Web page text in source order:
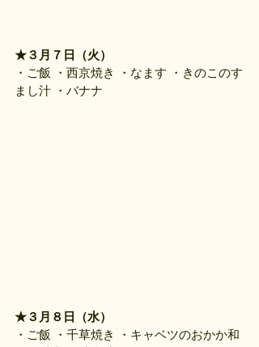
★３月７日（火）
・ご飯 ・西京焼き ・なます ・きのこのす
まし汁 ・バナナ
★３月８日（水）
・ご飯 ・千草焼き ・キャベツのおかか和